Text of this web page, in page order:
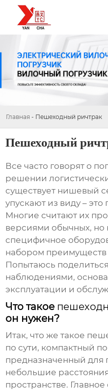
Главная - Пешеходный ричтрак
Пешеходный
Все часто говорят о
решении
существует нишевый
упускают из виду – это
Многие считают их
версиями обычных, но
специфичное
набором преимуществ
Попытаюсь
наблюдениями,
эксплуатации и
Что такое
он нужен?
Итак, что же такое
по сути, компактный
предназначенный для
небольшие
пространстве.